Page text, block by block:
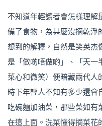
不知道年輕讀者會怎樣理解
備了食物，為甚麼沒摘乾淨
想到的解釋，自然是笑英杰
是「做啲唔做啲」、「天一
菜心和微笑）便暗藏兩代人
時下年輕人不知有多少還
吃碗麵加油菜，那些菜如有
在這上面。洗菜懂得摘菜花